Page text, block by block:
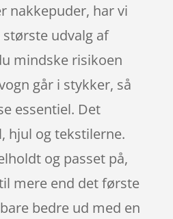
nakkepuder, har vi
udvalg af
mindske risikoen
går i stykker, så
essentiel. Det
hjul og tekstilerne.
og passet på,
mere end det første
bedre ud med en